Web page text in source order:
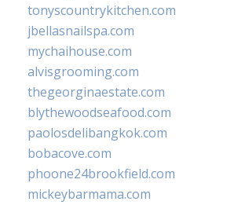
tonyscountrykitchen.com
jbellasnailspa.com
mychaihouse.com
alvisgrooming.com
thegeorginaestate.com
blythewoodseafood.com
paolosdelibangkok.com
bobacove.com
phoone24brookfield.com
mickeybarmama.com